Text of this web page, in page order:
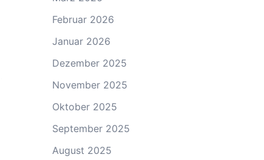
Februar 2026
Januar 2026
Dezember 2025
November 2025
Oktober 2025
September 2025
August 2025